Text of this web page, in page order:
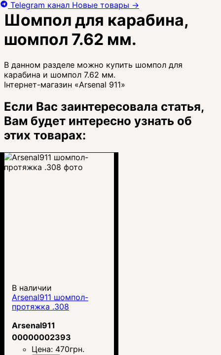
Шомпол для карабина,
шомпол 7.62 мм.
В данном разделе можно купить шомпол для
карабина и шомпол 7.62 мм.
Інтернет-магазин «Arsenal 911»
Если Вас заинтересовала статья,
Вам будет интересно узнать об
этих товарах:
В наличии
Arsenal911 шомпол-
протяжка .308
Arsenal911
00000002393
Цена: 470грн.
Telegram канал Новые товары →